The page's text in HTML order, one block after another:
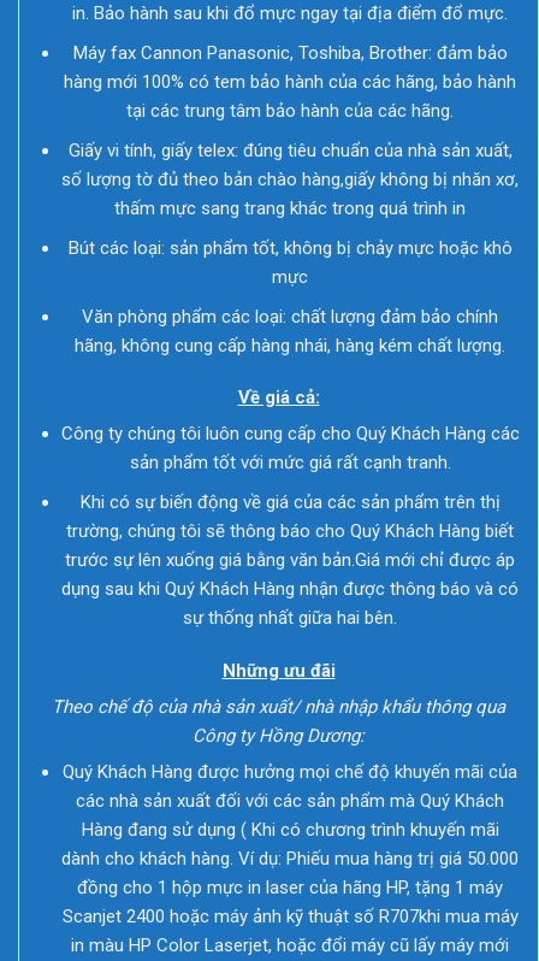
in. Bảo hành sau khi đổ mực ngay tại địa điểm đổ mực.
Máy fax Cannon Panasonic, Toshiba, Brother: đảm bảo
hàng mới 100% có tem bảo hành của các hãng, bảo hành
tại các trung tâm bảo hành của các hãng.
Giấy vi tính, giấy telex: đúng tiêu chuẩn của nhà sản xuất,
số lượng tờ đủ theo bản chào hàng,giấy không bị nhăn xơ,
thấm mực sang trang khác trong quá trình in
Bút các loại: sản phẩm tốt, không bị chảy mực hoặc khô
mực
Văn phòng phẩm các loại: chất lượng đảm bảo chính
hãng, không cung cấp hàng nhái, hàng kém chất lượng.
Về giá cả:
Công ty chúng tôi luôn cung cấp cho Quý Khách Hàng các
sản phẩm tốt với mức giá rất cạnh tranh.
Khi có sự biến động về giá của các sản phẩm trên thị
trường, chúng tôi sẽ thông báo cho Quý Khách Hàng biết
trước sự lên xuống giá bằng văn bản.Giá mới chỉ được áp
dụng sau khi Quý Khách Hàng nhận được thông báo và có
sự thống nhất giữa hai bên.
Những ưu đãi
Theo chế độ của nhà sản xuất/ nhà nhập khẩu thông qua
Công ty Hồng Dương:
Quý Khách Hàng được hưởng mọi chế độ khuyến mãi của
các nhà sản xuất đối với các sản phẩm mà Quý Khách
Hàng đang sử dụng ( Khi có chương trình khuyến mãi
dành cho khách hàng. Ví dụ: Phiếu mua hàng trị giá 50.000
đồng cho 1 hộp mực in laser của hãng HP, tặng 1 máy
Scanjet 2400 hoặc máy ảnh kỹ thuật số R707khi mua máy
in màu HP Color Laserjet, hoặc đổi máy cũ lấy máy mới